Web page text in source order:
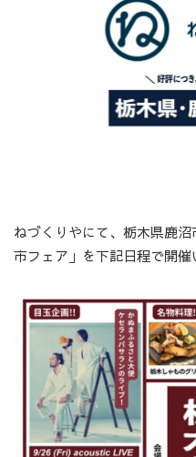
ねづくりやにて、栃木県鹿
市フェア」を下記日程で開催